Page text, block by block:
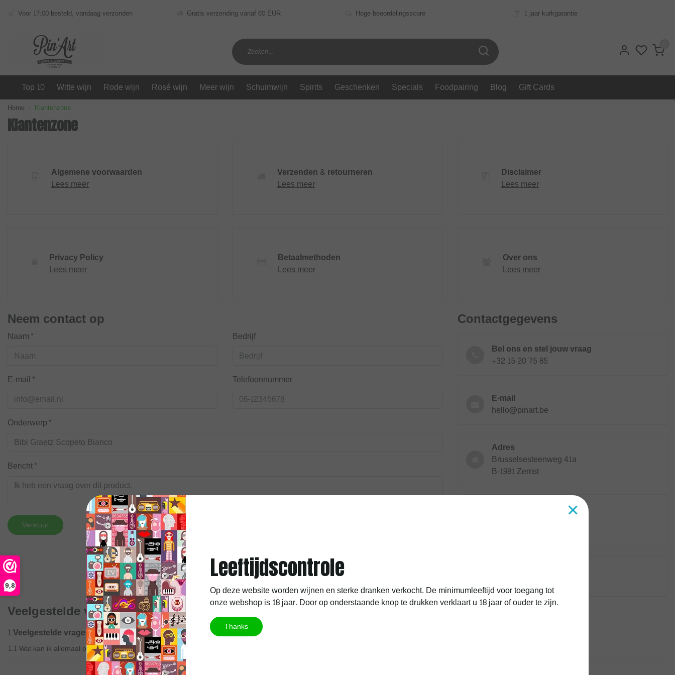
9,8
Voor 17:00 besteld, vandaag verzonden Gratis verzending vanaf 60 EUR Hoge beoordelingsscore 1 jaar kurkgarantie
Top 10 Witte wijn Rode wijn Rosé wijn Meer wijn Schuimwijn Spirits Geschenken Specials Foodpairing Blog Gift Cards
Home Klantenzone
Klantenzone
Algemene voorwaarden
Lees meer
Verzenden & retourneren
Lees meer
Disclaimer
Lees meer
Privacy Policy
Lees meer
Betaalmethoden
Lees meer
Over ons
Lees meer
Neem contact op
Naam* Bedrijf
E-mail* Telefoonnummer
Onderwerp*
Bericht*
Verstuur
Contactgegevens
Bel ons en stel jouw vraag
+32 15 20 75 85
E-mail
hello@pinart.be
Adres
Brusselsesteenweg 41a
B-1981 Zemst
Veelgestelde vragen
1 Veelgestelde vragen
1.1 Wat kan ik allemaal opzoeken met de zoekbalk?
×
Leeftijdscontrole
Op deze website worden wijnen en sterke dranken verkocht. De minimumleeftijd voor toegang tot
onze webshop is 18 jaar. Door op onderstaande knop te drukken verklaart u 18 jaar of ouder te zijn.
Thanks